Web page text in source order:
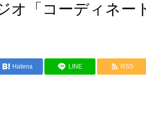
オ「コーディネー
Hatena LINE RSS